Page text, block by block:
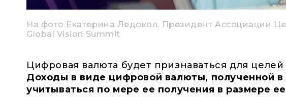
На фото Екатерина Ледокол, Президент Ассоциации
Global Vision Summit
Цифровая валюта будет признаваться для
Доходы в виде цифровой валюты, полученной в
учитываться по мере ее получения в размере